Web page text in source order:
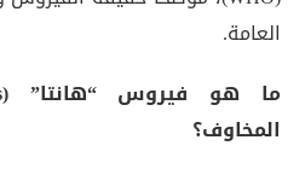
العامة.
المخاوف؟